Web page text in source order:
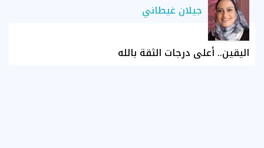
جيلان غيطاني
اليقين.. أعلى درجات الثقة بالله